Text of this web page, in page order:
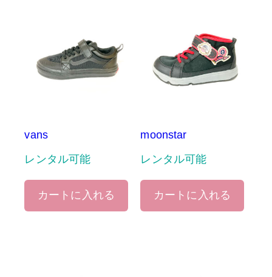
vans
レンタル可能
カートに入れる
moonstar
レンタル可能
カートに入れる